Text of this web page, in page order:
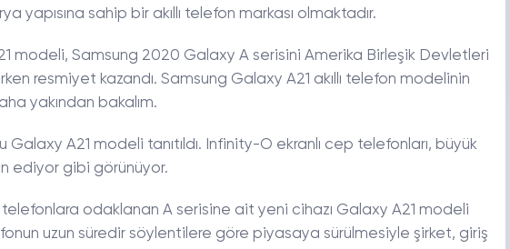
sahip bir akıllı telefon markası olmaktadır.
modeli, Samsung 2020 Galaxy A serisini Amerika Birleşik Devletleri
resmiyet kazandı. Samsung Galaxy A21 akıllı telefon modelinin
yakından bakalım.
A21 modeli tanıtıldı. Infinity-O ekranlı cep telefonları, büyük
ediyor gibi görünüyor.
telefonlara odaklanan A serisine ait yeni cihazı Galaxy A21 modeli
uzun süredir söylentilere göre piyasaya sürülmesiyle şirket, giriş